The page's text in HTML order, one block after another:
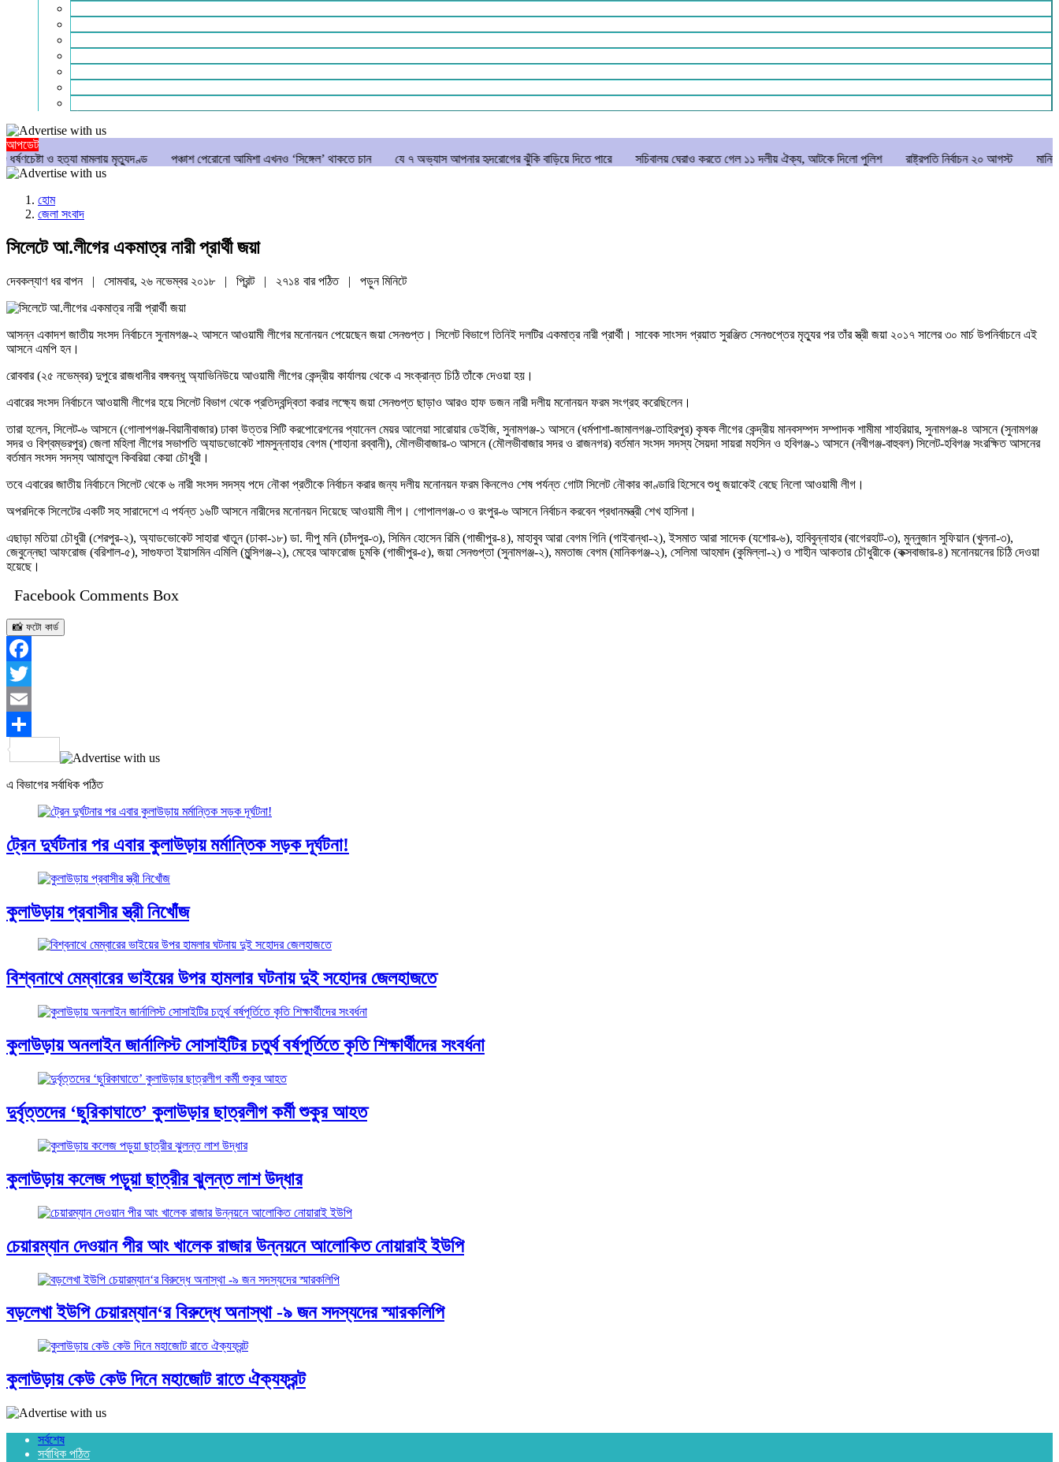
আপডেট
মামলায় মৃত্যুদণ্ড
পঞ্চাশ পেরোনো আমিশা এখনও ‘সিঙ্গেল’ থাকতে চান যে ৭ অভ্যাস আপনার হৃদরোগের ঝুঁকি বাড়িয়ে দিতে পারে সচিবালয় ঘেরাও করতে গেল ১১ দলীয় ঐক্য, আটকে দিলো পুলিশ রাষ্ট্রপতি নির্বাচন ২০ আগস্ট মানিকগঞ্জে পাটের
হোম
জেলা সংবাদ
সিলেটে আ.লীগের একমাত্র নারী প্রার্থী জয়া
দেবকল্যাণ ধর বাপন | সোমবার, ২৬ নভেম্বর ২০১৮ | প্রিন্ট | ২৭১৪ বার পঠিত | পড়ুনমিনিটে
আসন্ন একাদশ জাতীয় সংসদ নির্বাচনে সুনামগঞ্জ-২ আসনে আওয়ামী লীগের মনোনয়ন পেয়েছেন জয়া সেনগুপ্ত। সিলেট বিভাগে তিনিই দলটির একমাত্র নারী প্রার্থী। সাবেক সাংসদ প্রয়াত সুরঞ্জিত সেনগুপ্তের মৃত্যুর পর তাঁর স্ত্রী জয়া ২০১৭ সালের ৩০ মার্চ উপনির্বাচনে এই
আসনে এমপি হন।
রোববার (২৫ নভেম্বর) দুপুরে রাজধানীর বঙ্গবন্ধু অ্যাভিনিউয়ে আওয়ামী লীগের কেন্দ্রীয় কার্যালয় থেকে এ সংক্রান্ত চিঠি তাঁকে দেওয়া হয়।
এবারের সংসদ নির্বাচনে আওয়ামী লীগের হয়ে সিলেট বিভাগ থেকে প্রতিদ্বন্দ্বিতা করার লক্ষ্যে জয়া সেনগুপ্ত ছাড়াও আরও হাফ ডজন নারী দলীয় মনোনয়ন ফরম সংগ্রহ করেছিলেন।
তারা হলেন, সিলেট-৬ আসনে (গোলাপগঞ্জ-বিয়ানীবাজার) ঢাকা উত্তর সিটি করপোরেশনের প্যানেল মেয়র আলেয়া সারোয়ার ডেইজি, সুনামগঞ্জ-১ আসনে (ধর্মপাশা-জামালগঞ্জ-তাহিরপুর) কৃষক লীগের কেন্দ্রীয় মানবসম্পদ সম্পাদক শামীমা শাহরিয়ার, সুনামগঞ্জ-৪ আসনে (সুনামগঞ্জ
সদর ও বিশ্বম্ভরপুর) জেলা মহিলা লীগের সভাপতি অ্যাডভোকেট শামসুন্নাহার বেগম (শাহানা রব্বানী), মৌলভীবাজার-৩ আসনে (মৌলভীবাজার সদর ও রাজনগর) বর্তমান সংসদ সদস্য সৈয়দা সায়রা মহসিন ও হবিগঞ্জ-১ আসনে (নবীগঞ্জ-বাহুবল) সিলেট-হবিগঞ্জ সংরক্ষিত আসনের
বর্তমান সংসদ সদস্য আমাতুল কিবরিয়া কেয়া চৌধুরী।
তবে এবারের জাতীয় নির্বাচনে সিলেট থেকে ৬ নারী সংসদ সদস্য পদে নৌকা প্রতীকে নির্বাচন করার জন্য দলীয় মনোনয়ন ফরম কিনলেও শেষ পর্যন্ত গোটা সিলেট নৌকার কাণ্ডারি হিসেবে শুধু জয়াকেই বেছে নিলো আওয়ামী লীগ।
অপরদিকে সিলেটের একটি সহ সারাদেশে এ পর্যন্ত ১৬টি আসনে নারীদের মনোনয়ন দিয়েছে আওয়ামী লীগ। গোপালগঞ্জ-৩ ও রংপুর-৬ আসনে নির্বাচন করবেন প্রধানমন্ত্রী শেখ হাসিনা।
এছাড়া মতিয়া চৌধুরী (শেরপুর-২), অ্যাডভোকেট সাহারা খাতুন (ঢাকা-১৮) ডা. দীপু মনি (চাঁদপুর-৩), সিমিন হোসেন রিমি (গাজীপুর-৪), মাহাবুব আরা বেগম গিনি (গাইবান্ধা-২), ইসমাত আরা সাদেক (যশোর-৬), হাবিবুন্নাহার (বাগেরহাট-৩), মুন্নুজান সুফিয়ান (খুলনা-৩),
জেবুন্নেছা আফরোজ (বরিশাল-৫), সাগুফতা ইয়াসমিন এমিলি (মুন্সিগঞ্জ-২), মেহের আফরোজ চুমকি (গাজীপুর-৫), জয়া সেনগুপ্তা (সুনামগঞ্জ-২), মমতাজ বেগম (মানিকগঞ্জ-২), সেলিমা আহমাদ (কুমিল্লা-২) ও শাহীন আকতার চৌধুরীকে (কক্সবাজার-৪) মনোনয়নের চিঠি দেওয়া
হয়েছে।
Facebook Comments Box
📸 ফটো কার্ড
Facebook
Twitter
Email
Share
এ বিভাগের সর্বাধিক পঠিত
ট্রেন দুর্ঘটনার পর এবার কুলাউড়ায় মর্মান্তিক সড়ক দূর্ঘটনা!
কুলাউড়ায় প্রবাসীর স্ত্রী নিখোঁজ
বিশ্বনাথে মেম্বারের ভাইয়ের উপর হামলার ঘটনায় দুই সহোদর জেলহাজতে
কুলাউড়ায় অনলাইন জার্নালিস্ট সোসাইটির চতুর্থ বর্ষপূর্তিতে কৃতি শিক্ষার্থীদের সংবর্ধনা
দুর্বৃত্তদের ‘ছুরিকাঘাতে’ কুলাউড়ার ছাত্রলীগ কর্মী শুকুর আহত
কুলাউড়ায় কলেজ পড়ুয়া ছাত্রীর ঝুলন্ত লাশ উদ্ধার
চেয়ারম্যান দেওয়ান পীর আং খালেক রাজার উন্নয়নে আলোকিত নোয়ারাই ইউপি
বড়লেখা ইউপি চেয়ারম্যান‘র বিরুদ্ধে অনাস্থা -৯ জন সদস্যদের স্মারকলিপি
কুলাউড়ায় কেউ কেউ দিনে মহাজোট রাতে ঐক্যফ্রন্ট
সর্বশেষ
সর্বাধিক পঠিত